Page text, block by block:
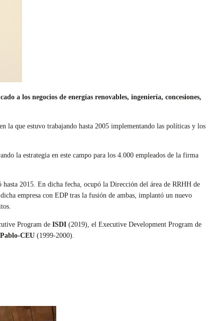
a los negocios de energías renovables, ingeniería, concesiones,
en la que estuvo trabajando hasta 2005 implementando las políticas y los
la estrategia en este campo para los 4.000 empleados de la firma
2015. En dicha fecha, ocupó la Dirección del área de RRHH de
empresa con EDP tras la fusión de ambas, implantó un nuevo
Program de ISDI (2019), el Executive Development Program de
CEU (1999-2000).